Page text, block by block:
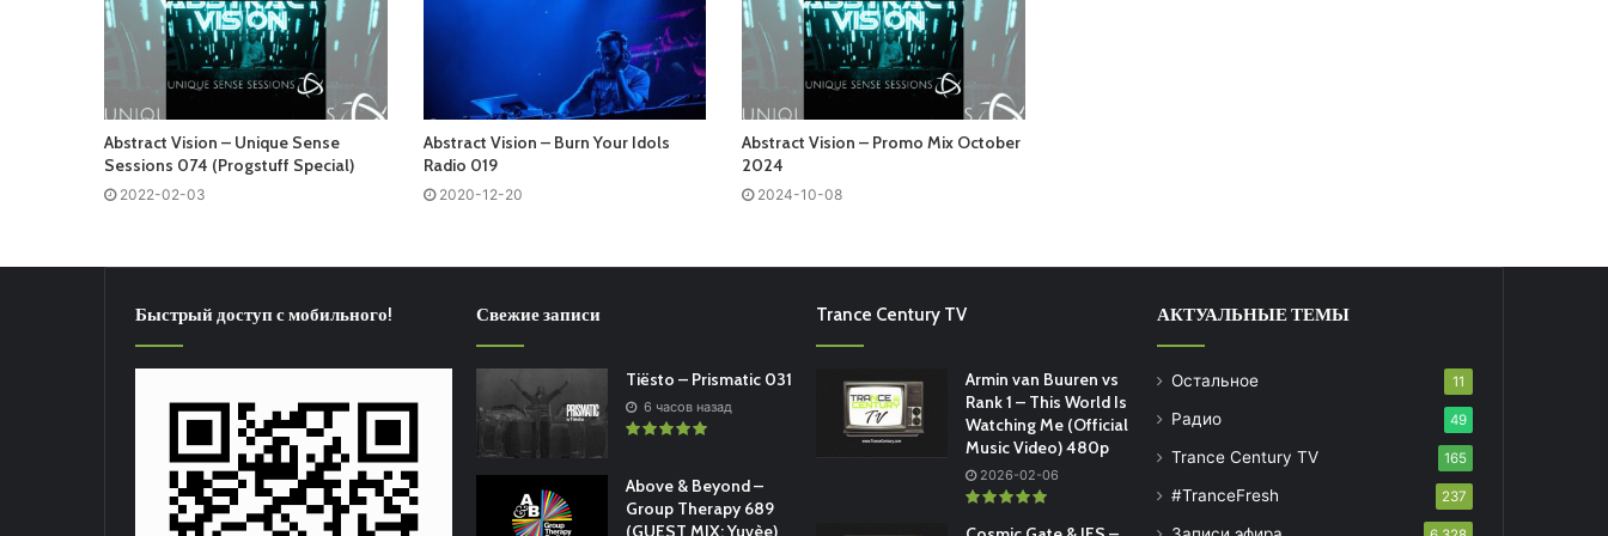
Abstract Vision – Unique Sense
Sessions 074 (Progstuff Special)
2022-02-03
Abstract Vision – Burn Your Idols
Radio 019
2020-12-20
Abstract Vision – Promo Mix October
2024
2024-10-08
Быстрый доступ с мобильного! Свежие записи
Tiësto – Prismatic 031
6 часов назад
Above & Beyond –
Group Therapy 689
(GUEST MIX: Yuvèe)
Trance Century TV
Armin van Buuren vs
Rank 1 – This World Is
Watching Me (Official
Music Video) 480p
2026-02-06
АКТУАЛЬНЫЕ ТЕМЫ
Остальное 11
Радио 49
Trance Century TV 165
#TranceFresh 237